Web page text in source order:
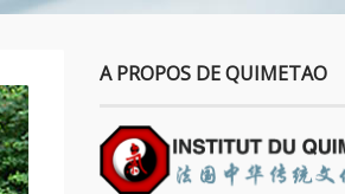
A PROPOS DE QUIMETAO